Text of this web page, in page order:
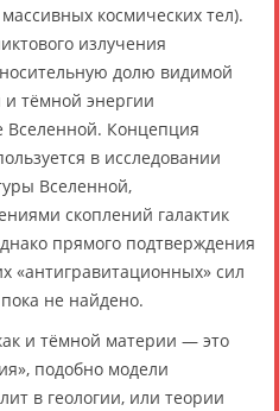
космических тел).
излучения
долю видимой
тёмной энергии
Вселенной. Концепция
в исследовании
Вселенной,
скоплений галактик
прямого подтверждения
«антигравитационных» сил
не найдено.
и тёмной материи — это
подобно модели
в геологии, или теории